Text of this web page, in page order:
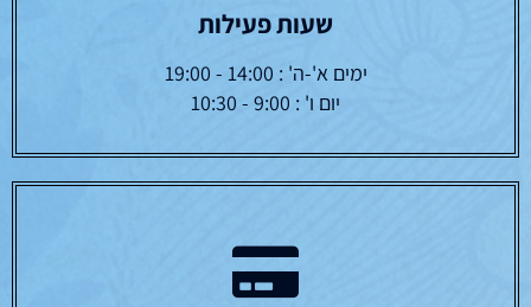
שעות פעילות
ימים א'-ה' : 14:00 - 19:00
יום ו' : 9:00 - 10:30